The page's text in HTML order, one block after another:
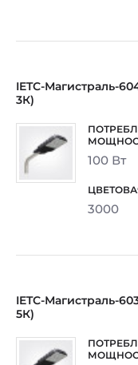
IETC-Магистраль-
3К)
100 Вт
3000
IETC-Магистраль-
5К)